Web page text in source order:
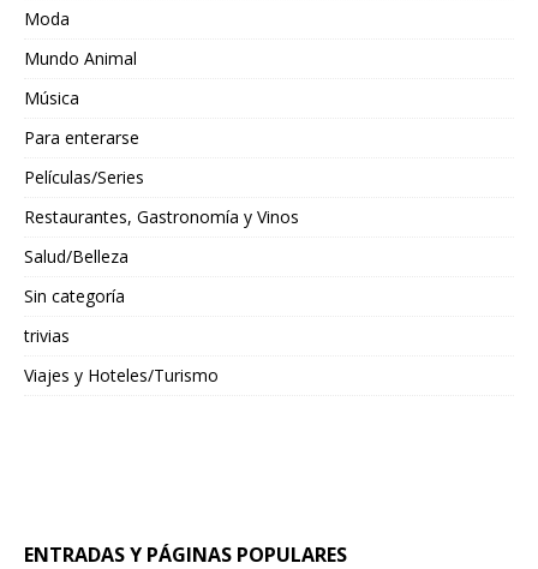
Moda
Mundo Animal
Música
Para enterarse
Películas/Series
Restaurantes, Gastronomía y Vinos
Salud/Belleza
Sin categoría
trivias
Viajes y Hoteles/Turismo
ENTRADAS Y PÁGINAS POPULARES